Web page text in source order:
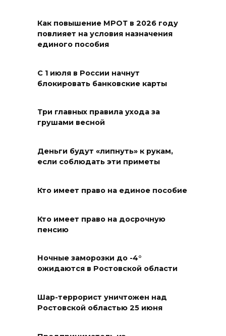
Как повышение МРОТ в 2026 году
повлияет на условия назначения
единого пособия
С 1 июля в России начнут
блокировать банковские карты
Три главных правила ухода за
грушами весной
Деньги будут «липнуть» к рукам,
если соблюдать эти приметы
Кто имеет право на единое пособие
Кто имеет право на досрочную
пенсию
Ночные заморозки до -4°
ожидаются в Ростовской области
Шар-террорист уничтожен над
Ростовской областью 25 июня